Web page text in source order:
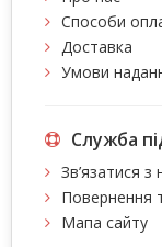
Способи
Доставка
Умови
Служба
Зв’язатися з
Повернення
Мапа сайту